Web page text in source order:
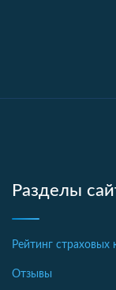
Разделы
Рейтинг страховых
Отзывы